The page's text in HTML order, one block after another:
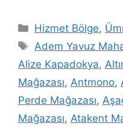
Hizmet Bölge,
Adem Yavuz
Alize Kapadokya,
Mağazası, Antmono,
Perde Mağazası,
Mağazası, Atakent